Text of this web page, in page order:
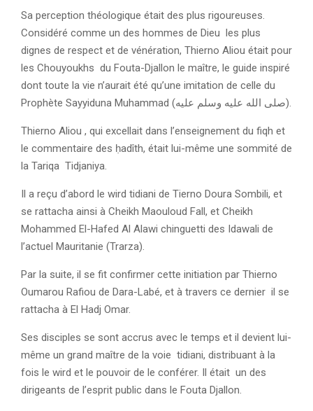
Sa perception théologique était des plus rigoureuses.
Considéré comme un des hommes de Dieu les plus
dignes de respect et de vénération, Thierno Aliou était pour
les Chouyoukhs du Fouta-Djallon le maître, le guide inspiré
dont toute la vie n’aurait été qu’une imitation de celle du
Prophète Sayyiduna Muhammad (صلى الله عليه وسلم عليه).
Thierno Aliou , qui excellait dans l’enseignement du fiqh et
le commentaire des ḥadîth, était lui-même une sommité de
la Tariqa Tidjaniya.
Il a reçu d’abord le wird tidiani de Tierno Doura Sombili, et
se rattacha ainsi à Cheikh Maouloud Fall, et Cheikh
Mohammed El-Hafed Al Alawi chinguetti des Idawali de
l’actuel Mauritanie (Trarza).
Par la suite, il se fit confirmer cette initiation par Thierno
Oumarou Rafiou de Dara-Labé, et à travers ce dernier il se
rattacha à El Hadj Omar.
Ses disciples se sont accrus avec le temps et il devient lui-
même un grand maître de la voie tidiani, distribuant à la
fois le wird et le pouvoir de le conférer. Il était un des
dirigeants de l’esprit public dans le Fouta Djallon.